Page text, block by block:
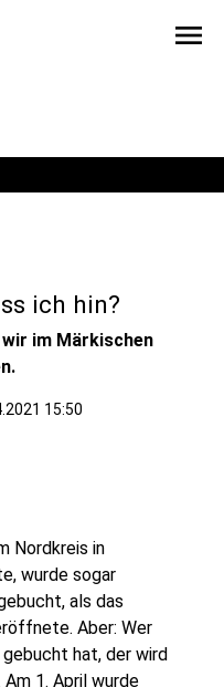
menu
ich hin?
im Märkischen
15:50
Nordkreis in
wurde sogar
als das
Aber: Wer
hat, der wird
1. April wurde